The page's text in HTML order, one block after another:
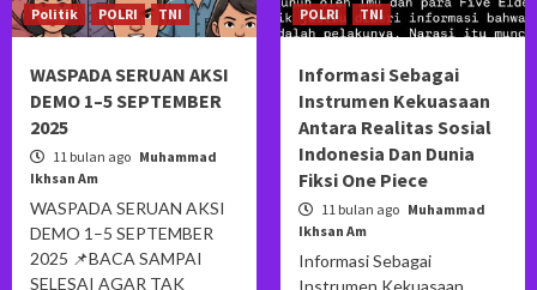
Politik
POLRI TNI
WASPADA SERUAN AKSI
DEMO 1–5 SEPTEMBER
2025
11 bulan ago Muhammad
Ikhsan Am
WASPADA SERUAN AKSI
DEMO 1–5 SEPTEMBER
2025 📌BACA SAMPAI
SELESAI AGAR TAK
POLRI
TNI
Informasi Sebagai
Instrumen Kekuasaan
Antara Realitas Sosial
Indonesia Dan Dunia
Fiksi One Piece
11 bulan ago Muhammad
Ikhsan Am
Informasi Sebagai
Instrumen Kekuasaan